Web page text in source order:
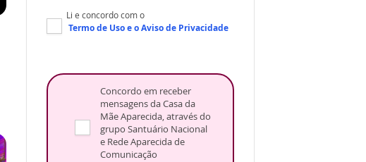
Li e concordo com o
Termo de Usoe oAviso de Privacidade
Concordo em receber
mensagens da Casa da
Mãe Aparecida, através do
grupo Santuário Nacional
e Rede Aparecida de
Comunicação